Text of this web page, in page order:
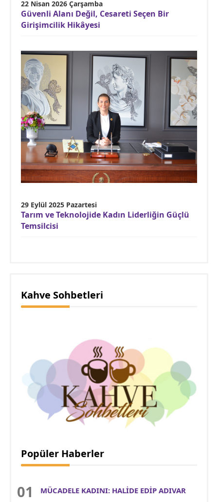
22 Nisan 2026 Çarşamba
Güvenli Alanı Değil, Cesareti Seçen Bir
Girişimcilik Hikâyesi
29 Eylül 2025 Pazartesi
Tarım ve Teknolojide Kadın Liderliğin Güçlü
Temsilcisi
Kahve Sohbetleri
Popüler Haberler
MÜCADELE KADINI: HALİDE EDİP ADIVAR